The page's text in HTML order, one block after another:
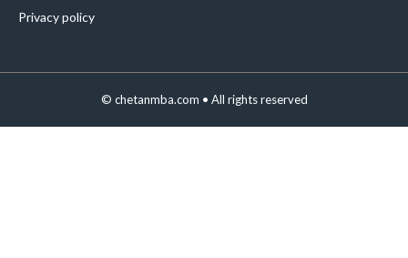
Privacy policy
© chetanmba.com • All rights reserved